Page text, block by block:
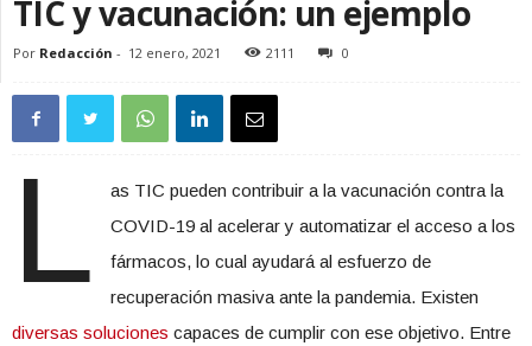
TIC y vacunación: un ejemplo
Por Redacción - 12 enero, 2021 2111 0
L
as TIC pueden contribuir a la vacunación contra la
COVID-19 al acelerar y automatizar el acceso a los
fármacos, lo cual ayudará al esfuerzo de
recuperación masiva ante la pandemia. Existen
diversas soluciones capaces de cumplir con ese objetivo. Entre